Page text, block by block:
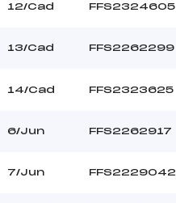
12/Cad FFS2324605
13/Cad FFS2262299
14/Cad FFS2323625
6/Jun FFS2262917
7/Jun FFS2229042